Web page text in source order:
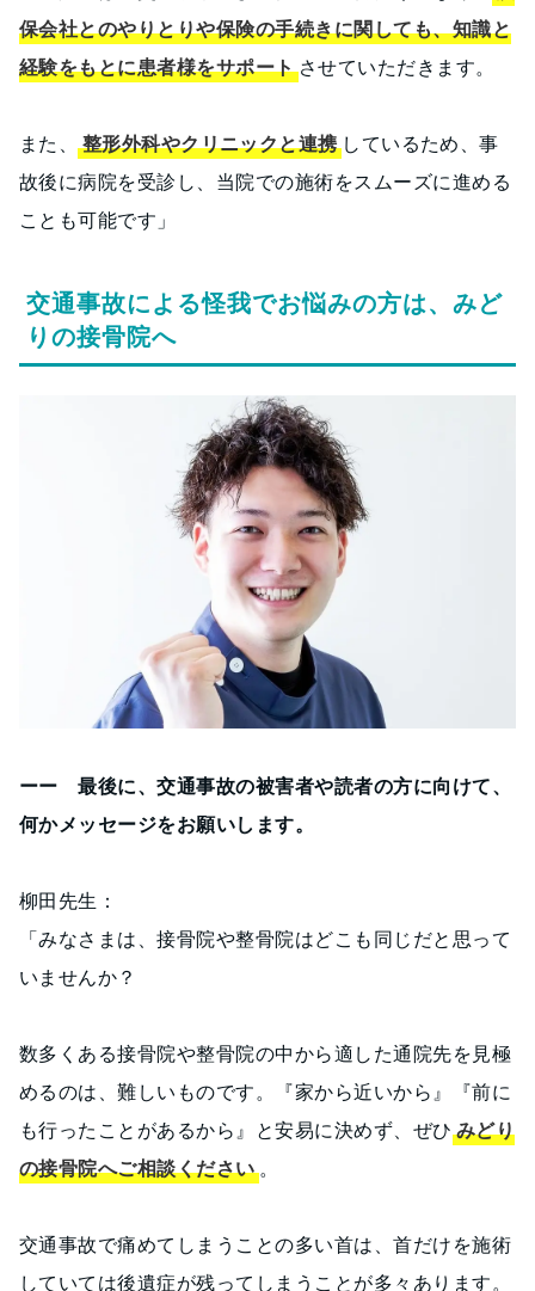
保会社とのやりとりや保険の手続きに関しても、知識と
経験をもとに患者様をサポートさせていただきます。
また、整形外科やクリニックと連携 しているため、事
故後に病院を受診し、当院での施術をスムーズに進める
ことも可能です」
交通事故による怪我でお悩みの方は、みど
りの接骨院へ
ーー 最後に、交通事故の被害者や読者の方に向けて、
何かメッセージをお願いします。
柳田先生：
「みなさまは、接骨院や整骨院はどこも同じだと思って
いませんか？
数多くある接骨院や整骨院の中から適した通院先を見極
めるのは、難しいものです。『家から近いから』『前に
も行ったことがあるから』と安易に決めず、ぜひ みどり
の接骨院へご相談ください。
交通事故で痛めてしまうことの多い首は、首だけを施術
していては後遺症が残ってしまうことが多々あります。